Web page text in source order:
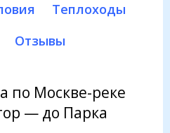
Теплоходы
Отзывы
по Москве-реке
— до Парка